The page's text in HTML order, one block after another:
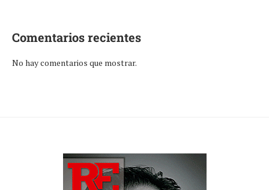
Comentarios recientes
No hay comentarios que mostrar.